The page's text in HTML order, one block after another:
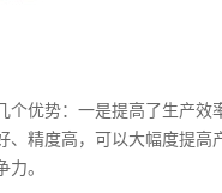
优势：一是提高了生产
精度高，可以大幅度提
。